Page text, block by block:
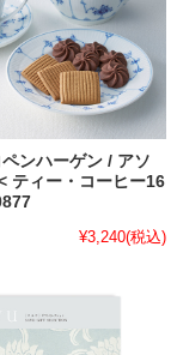
ンハーゲン / アソ
ティー・コーヒー16
¥3,240(税込)